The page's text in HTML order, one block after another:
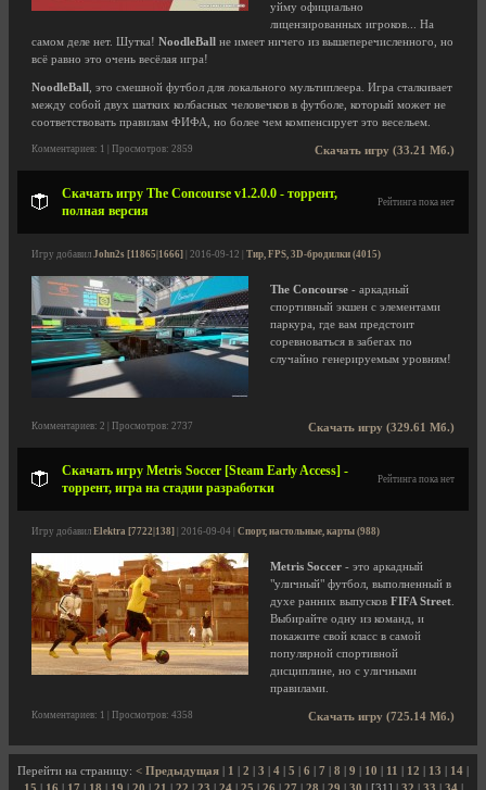
уйму официально
лицензированных игроков... На
самом деле нет. Шутка! NoodleBall не имеет ничего из вышеперечисленного, но
всё равно это очень весёлая игра!
NoodleBall
, это смешной футбол для локального мультиплеера. Игра сталкивает
между собой двух шатких колбасных человечков в футболе, который может не
соответствовать правилам ФИФА, но более чем компенсирует это весельем.
Скачать игру (33.21 Мб.)
Комментариев: 1 | Просмотров: 2859
Скачать игру The Concourse v1.2.0.0 - торрент,
полная версия
Рейтинга пока нет
Игру добавил John2s [11865|1666] | 2016-09-12 | Тир, FPS, 3D-бродилки (4015)
The Concourse - аркадный
спортивный экшен с элементами
паркура, где вам предстоит
соревноваться в забегах по
случайно генерируемым уровням!
Скачать игру (329.61 Мб.)
Комментариев: 2 | Просмотров: 2737
Скачать игру Metris Soccer [Steam Early Access] -
торрент, игра на стадии разработки
Рейтинга пока нет
Игру добавил Elektra [7722|138] | 2016-09-04 | Спорт, настольные, карты (988)
Metris Soccer - это аркадный
"уличный" футбол, выполненный в
духе ранних выпусков FIFA Street
Выбирайте одну из команд, и
покажите свой класс в самой
популярной спортивной
дисциплине, но с уличными
правилами.
Скачать игру (725.14 Мб.)
Комментариев: 1 | Просмотров: 4358
Перейти на страницу: < Предыдущая 1 2 3 4 5 6 7 8 9 10 11 12 13 14